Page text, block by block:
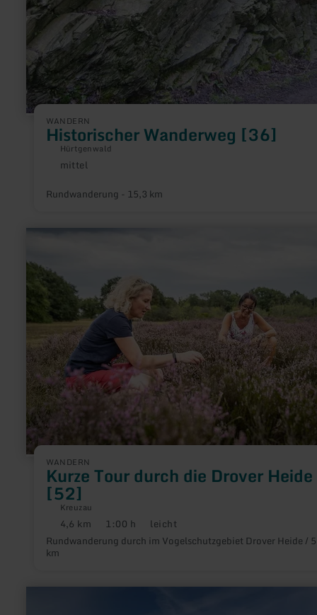
WANDERN
Historischer Wanderweg [36]
Hürtgenwald
Anforderung:
mittel
Rundwanderung - 15,3 km
WANDERN
Kurze Tour durch die Drover Heide
[52]
Kreuzau
Distanz:
4,6 km Dauer:
1:00 h Anforderung:
leicht
Rundwanderung durch im Vogelschutzgebiet Drover Heide / 5
km
Kurze
durch
die
Drover
Heide